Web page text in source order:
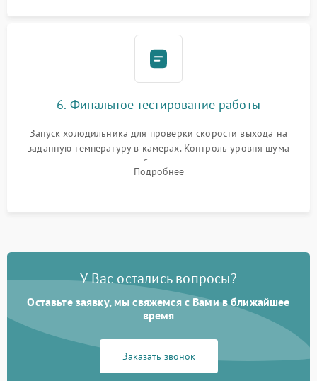
6. Финальное тестирование работы
Запуск холодильника для проверки скорости выхода на
заданную температуру в камерах. Контроль уровня шума
компрессора, отсутствия обмерзания стенок и корректного
срабатывания системы автоматической оттайки.
Подробнее
У Вас остались вопросы?
Оставьте заявку, мы свяжемся с Вами в ближайшее
время
Заказать звонок